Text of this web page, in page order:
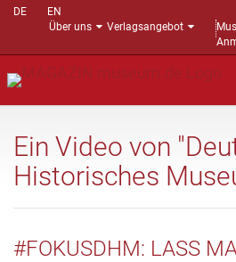
DE
EN
Über uns
Verlagsangebot
Ein Video von
Historisches
#FOKUSDHM: LASS